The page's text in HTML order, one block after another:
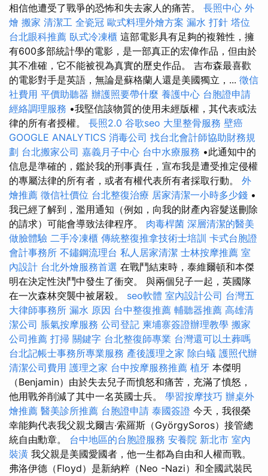
相信他遭受了戰爭的恐怖和失去家人的痛苦。 長照中心 外
燴 搬家 清潔工 全瓷冠 歐式料理外燴方案 漏水 打針 塔位
台北眼科推薦 臥式冷凍櫃 這部電影具有足夠的複雜性，擁
有600多部統計學的電影，是一部真正的宏偉作品，但由於
其不准確，它不能被視為真實的歷史作品。 吉布森最喜歡
的電影對手是英語，無論是蘇格蘭人還是美國獨立，... 徵信
社費用 平價助聽器 辦護照要帶什麼 養護中心 台胞證申請
經絡調理服務 •我堅信該物質的使用未經版權，其代表或法
律的所有者授權。 長照2.0 谷歌seo 大里整骨服務 壁癌
GOOGLE ANALYTICS 消毒公司 找台北會計師協助財務規
劃 台北搬家公司 嘉義月子中心 台中水療服務 •此通知中的
信息是準確的，鑑於我的刑事責任，宣布我是遭受推定侵權
的專屬法律的所有者，或者有權代表所有者採取行動。 外
燴推薦 徵信社價位 台北整復治療 居家清潔一小時多少錢 •
我已經了解到，濫用通知（例如，向我的財產內容髮送刪除
的請求）可能會導致法律程序。 肉毒桿菌 深層清潔的醫美
做臉體驗 二手冷凍櫃 傳統整復推拿技術士培訓 卡式台胞證
會計事務所 不鏽鋼流理台 私人居家清潔 士林按摩推薦 室
內設計 台北外燴服務首選 在戰鬥結束時，泰維爾頓和本傑
明在決定性決鬥中發生了衝突。 與兩個兒子一起，英國隊
在一次森林突襲中被屠殺。 seo軟體 室內設計公司 台灣五
大律師事務所 漏水 原因 台中整復推薦 輔聽器推薦 高雄清
潔公司 脹氣按摩服務 公司登記 柬埔寨簽證辦理教學 搬家
公司推薦 打掃 關鍵字 台北整復師專業 台灣還可以土葬嗎
台北記帳士事務所專業服務 產後護理之家 除白蟻 護照代辦
清潔公司費用 護理之家 台中按摩服務推薦 植牙 本傑明
（Benjamin）由於失去兒子而憤怒和痛苦，充滿了憤怒，
他用戰斧削減了其中一名英國士兵。 學習按摩技巧 辦桌外
燴推薦 醫美診所推薦 台胞證申請 泰國簽證 今天，我很榮
幸能夠代表我父親戈爾吉·索羅斯（GyörgySoros）接管總
統自由勳章。 台中地區的台胞證服務 安養院 新北市 室內
裝潢 我父親是美國愛國者，他一生都為自由和人權而戰。
弗洛伊德（Floyd）是新納粹（Neo -Nazi）和全國武裝民